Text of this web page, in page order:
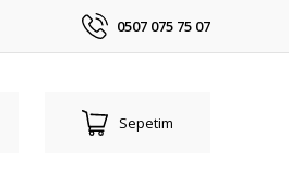
0507 075 75 07
Sepetim